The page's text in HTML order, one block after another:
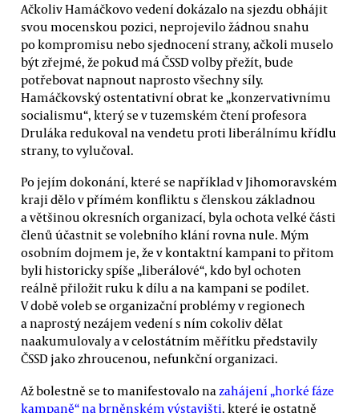
Ačkoliv Hamáčkovo vedení dokázalo na sjezdu obhájit
svou mocenskou pozici, neprojevilo žádnou snahu
po kompromisu nebo sjednocení strany, ačkoli muselo
být zřejmé, že pokud má ČSSD volby přežít, bude
potřebovat napnout naprosto všechny síly.
Hamáčkovský ostentativní obrat ke „konzervativnímu
socialismu“, který se v tuzemském čtení profesora
Druláka redukoval na vendetu proti liberálnímu křídlu
strany, to vylučoval.
Po jejím dokonání, které se například v Jihomoravském
kraji dělo v přímém konfliktu s členskou základnou
a většinou okresních organizací, byla ochota velké části
členů účastnit se volebního klání rovna nule. Mým
osobním dojmem je, že v kontaktní kampani to přitom
byli historicky spíše „liberálové“, kdo byl ochoten
reálně přiložit ruku k dílu a na kampani se podílet.
V době voleb se organizační problémy v regionech
a naprostý nezájem vedení s ním cokoliv dělat
naakumulovaly a v celostátním měřítku představily
ČSSD jako zhroucenou, nefunkční organizaci.
Až bolestně se to manifestovalo na zahájení „horké fáze
kampaně“ na brněnském výstavišti, které je ostatně